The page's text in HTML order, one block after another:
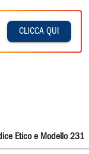
CLICCA QUI
Etico e Modello 231